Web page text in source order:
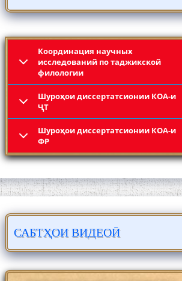
Координация научных
исследований по таджикской
филологии
Шyроҳои диссертатсионии КОА-и
ҶТ
Шyроҳои диссертатсионии КОА-и
ФР
САБТҲОИ ВИДЕОӢ
Қадамҷо - Лоҳутӣ
4-уми декабр- зодрӯзи шоири
абадзинда Абулқосим Лоҳутӣ
АБУЛҚОСИМ ЛОҲУТӢ / ABULQOSIM
LOHUTY/